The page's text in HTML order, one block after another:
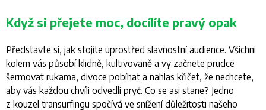
Když si přejete moc, docílíte pravý opak
Představte si, jak stojíte uprostřed slavnostní audience. Všichni
kolem vás působí klidně, kultivovaně a vy začnete prudce
šermovat rukama, divoce pobíhat a nahlas křičet, že nechcete,
aby vás každou chvíli odvedli pryč. Co se asi stane? Jedno
z kouzel transurfingu spočívá ve snížení důležitosti našeho